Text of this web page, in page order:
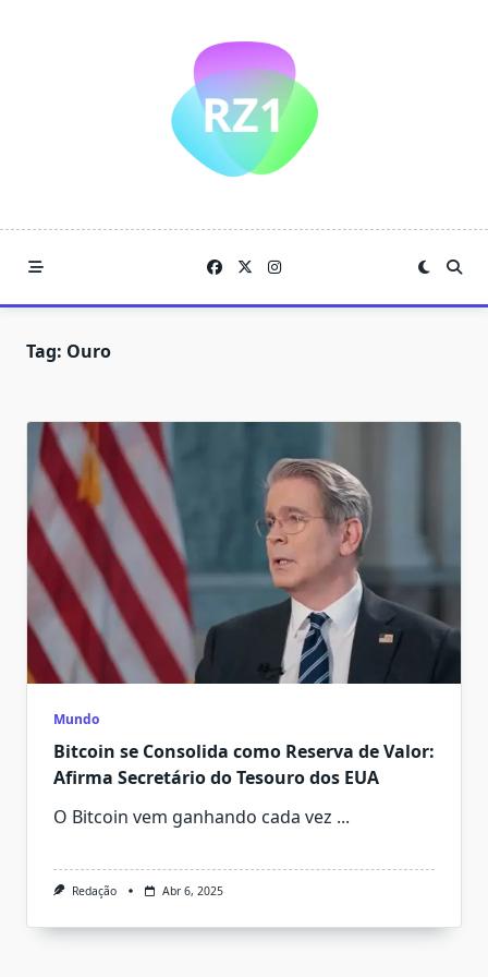
Tag: Ouro
Mundo
Bitcoin se Consolida como Reserva de Valor:
Afirma Secretário do Tesouro dos EUA
O Bitcoin vem ganhando cada vez ...
Redação Abr 6, 2025